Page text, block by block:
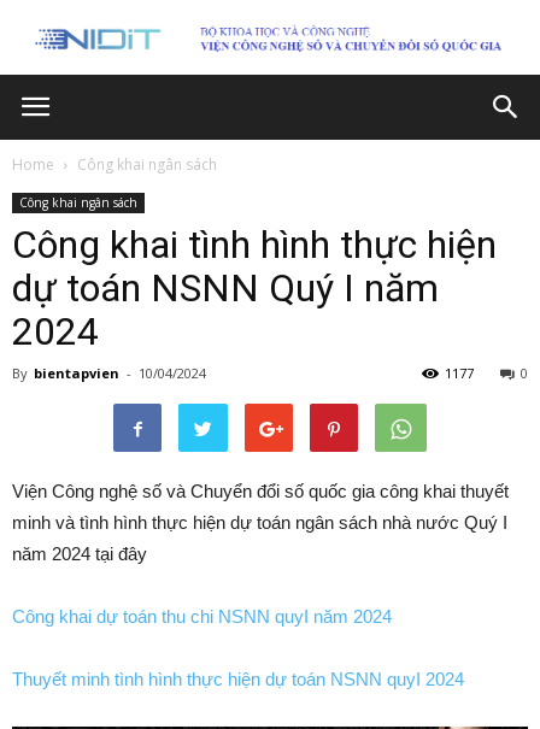
Home Công khai ngân sách
Công khai ngân sách
Công khai tình hình thực hiện
dự toán NSNN Quý I năm
2024
By bientapvien - 10/04/2024 0
1177
Viện Công nghệ số và Chuyển đổi số quốc gia công khai thuyết
minh và tình hình thực hiện dự toán ngân sách nhà nước Quý I
năm 2024 tại đây
Công khai dự toán thu chi NSNN quyI năm 2024
Thuyết minh tình hình thực hiện dự toán NSNN quyI 2024